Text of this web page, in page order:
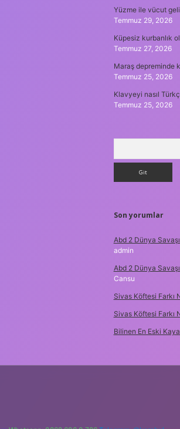
Yüzme ile vücut
Temmuz 29, 2026
Küpesiz kurbanlık
Temmuz 27, 2026
Maraş depreminde
Temmuz 25, 2026
Klavyeyi nasıl
Temmuz 25, 2026
Son yorumlar
Abd 2 Dünya
admin
Abd 2 Dünya
Cansu
Sivas Köftesi Farkı
Sivas Köftesi Farkı
Bilinen En Eski